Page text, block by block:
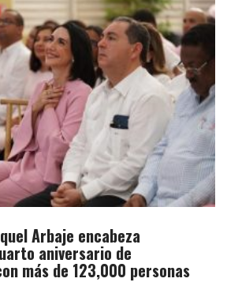
Arbaje encabeza
aniversario de
más de 123,000 personas